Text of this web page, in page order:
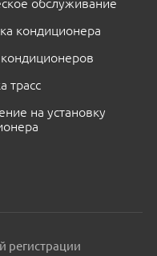
обслуживание
кондиционера
трасс
на установку
регистрации